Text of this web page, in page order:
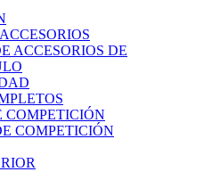
ACCESORIOS DE
COMPETICIÓN
COMPETICIÓN